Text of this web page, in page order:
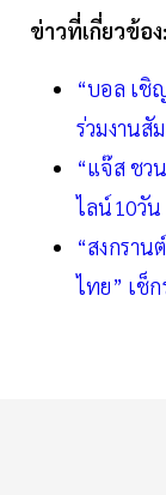
ข่าวที่เกี่ยวข้อง:
“บอล เชิ
ร่วมงานสั
“แจ๊ส ชว
ไลน์10วัน
“สงกรา
ไทย” เช็